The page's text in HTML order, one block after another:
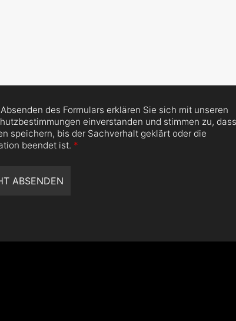
des Formulars erklären Sie sich mit unseren
einverstanden und stimmen zu,
speichern, bis der Sachverhalt geklärt oder die
beendet ist. *